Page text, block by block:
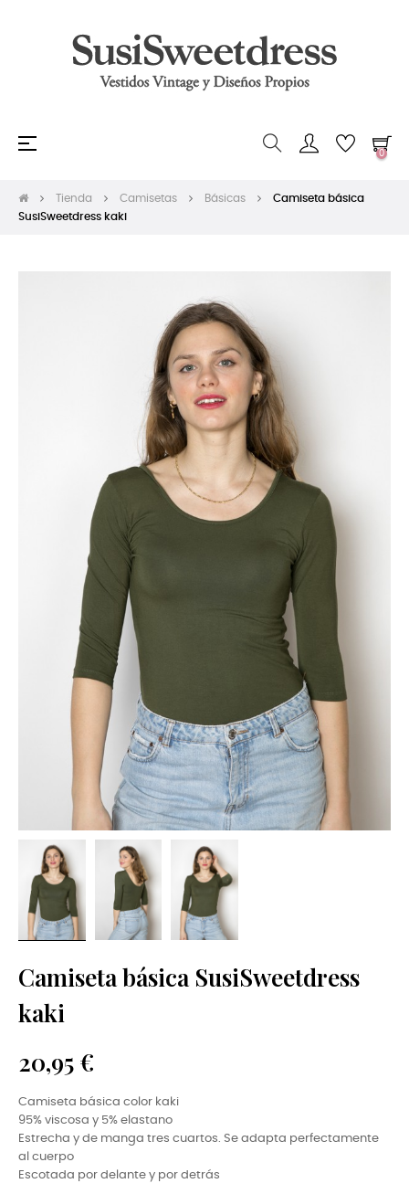
Navegación
☰
0
Tienda Camisetas Básicas
Camiseta básica
SusiSweetdress kaki
Camiseta básica SusiSweetdress
kaki
20,95 €
Camiseta básica color kaki
95% viscosa y 5% elastano
Estrecha y de manga tres cuartos. Se adapta perfectamente
al cuerpo
Escotada por delante y por detrás